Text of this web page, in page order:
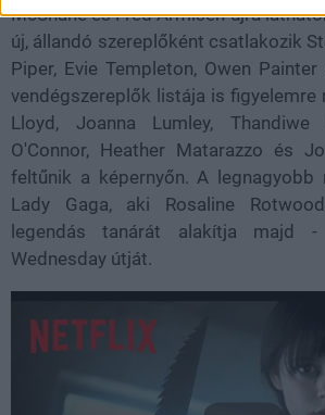
McShane és Fred Armisen újra
új, állandó szereplőként csatlakozik
Piper, Evie Templeton, Owen
vendégszereplők listája is figyelemre
Lloyd, Joanna Lumley, Thandiwe
O'Connor, Heather Matarazzo és
feltűnik a képernyőn. A legnagyobb
Lady Gaga, aki Rosaline
legendás tanárát alakítja majd
Wednesday útját.